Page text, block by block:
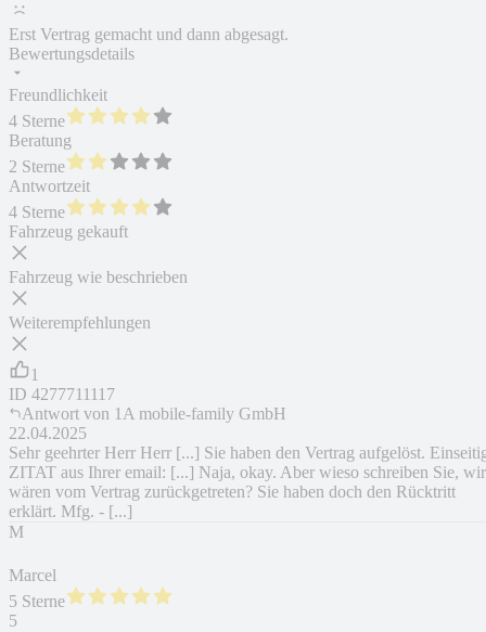
Erst Vertrag gemacht und dann abgesagt.
Bewertungsdetails
Freundlichkeit
4 Sterne
Beratung
2 Sterne
Antwortzeit
4 Sterne
Fahrzeug gekauft
Fahrzeug wie beschrieben
Weiterempfehlungen
1
ID 4277711117
Antwort von 1A mobile-family GmbH
22.04.2025
Sehr geehrter Herr Herr [...] Sie haben den Vertrag aufgelöst.
ZITAT aus Ihrer email: [...] Naja, okay. Aber wieso schreiben Sie, wir
wären vom Vertrag zurückgetreten? Sie haben doch den Rücktritt
erklärt. Mfg. - [...]
M
Marcel
5 Sterne
5